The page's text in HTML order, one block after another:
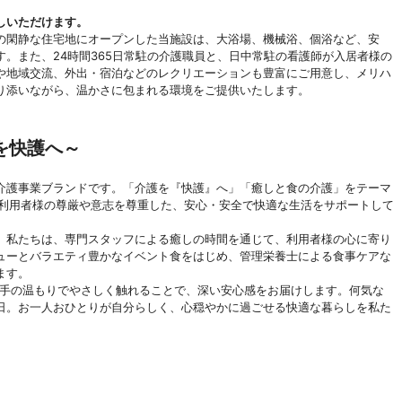
ただけます。
静な住宅地にオープンした当施設は、大浴場、機械浴、個浴など、安
また、24時間365日常駐の介護職員と、日中常駐の看護師が入居者様の
域交流、外出・宿泊などのレクリエーションも豊富にご用意し、メリハ
いながら、温かさに包まれる環境をご提供いたします。
護へ～
事業ブランドです。「介護を『快護』へ」「癒しと食の介護」をテーマ
者様の尊厳や意志を尊重した、安心・安全で快適な生活をサポートして
たちは、専門スタッフによる癒しの時間を通じて、利用者様の心に寄り
とバラエティ豊かなイベント食をはじめ、管理栄養士による食事ケアな
。
温もりでやさしく触れることで、深い安心感をお届けします。何気な
お一人おひとりが自分らしく、心穏やかに過ごせる快適な暮らしを私た